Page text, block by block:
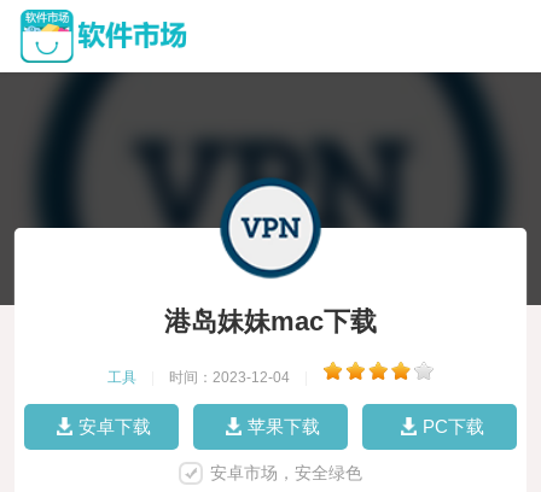
港岛妹妹mac下载
工具 时间：2023-12-04
安卓下载 苹果下载 PC下载
安卓市场，安全绿色